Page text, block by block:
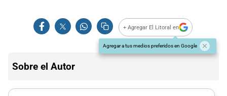
+ Agregar El Litoral en
Agregar a tus medios preferidos en Google
Sobre el Autor